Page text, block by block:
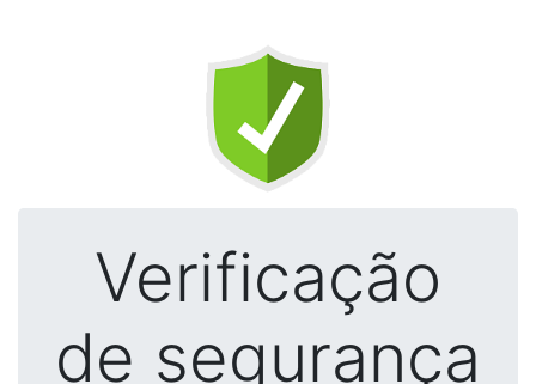
Verificação
de segurança